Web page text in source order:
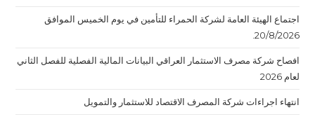
اجتماع الهيئة العامة لشركة الحمراء للتأمين في يوم الخميس الموافق
20/8/2026.
افصاح شركة مصرف الاستثمار العراقي البيانات المالية الفصلية للفصل الثاني
لعام 2026
انتهاء اجراءات شركة المصرف الاقتصاد للاستثمار والتمويل